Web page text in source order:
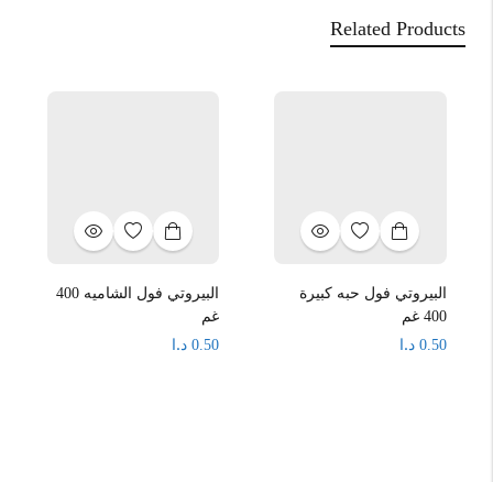
Related Products
البيروتي فول حبه كبيرة
400 غم
0.50 د.ا
البيروتي فول الشاميه 400
غم
0.50 د.ا